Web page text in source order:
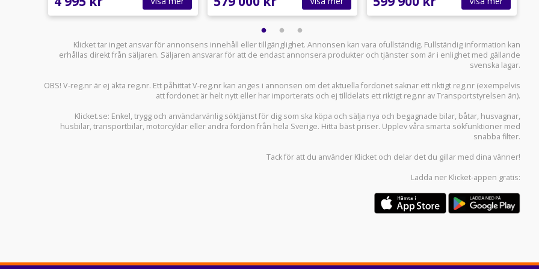
Klicket tar inget ansvar för annonsens innehåll eller tillgänglighet. Annonsen kan vara ofullständig. Fullständig information kan
erhållas direkt från säljaren. Säljaren ansvarar för att de endast annonsera produkter och tjänster som är i enlighet med gällande
svenska lagar.
OBS! V-reg.nr är ej äkta reg.nr. Ett påhittat V-reg.nr kan anges i annonsen om det aktuella fordonet saknar ett riktigt reg.nr (exempelvis
att fordonet är helt nytt eller har importerats och ej tilldelats ett riktigt reg.nr av Transportstyrelsen än).
Klicket.se: Enkel, trygg och användarvänlig söktjänst för dig som ska köpa och sälja nya och begagnade bilar, båtar, husvagnar,
husbilar,transportbilar, motorcyklar eller andra fordon från hela Sverige. Hitta bäst priser. Upplev våra smarta sökfunktioner med
snabba filter.
Tack för att du använder Klicket och delar det du gillar med dina vänner!
Ladda ner Klicket-appen gratis: